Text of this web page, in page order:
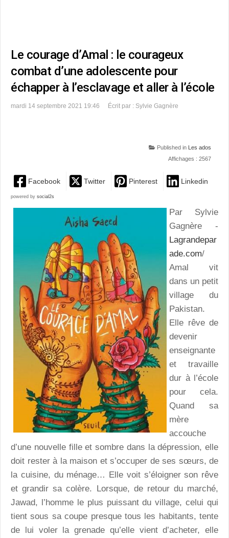
Le courage d’Amal : le courageux
combat d’une adolescente pour
échapper à l’esclavage et aller à l’école
mardi 14 septembre 2021 19:46 Écrit par : Sylvie Gagnère
Published in
Les ados
Affichages : 2567
Facebook Twitter Pinterest Linkedin
powered by social2s
Par Sylvie
Gagnère -
Lagrandepar
ade.com/
Amal vit
dans un petit
village du
Pakistan.
Elle rêve de
devenir
enseignante
et travaille
dur à l’école
pour cela.
Quand sa
mère
accouche
d’une nouvelle fille et sombre dans la dépression, elle
doit rester à la maison et s’occuper de ses sœurs, de
la cuisine, du ménage… Elle voit s’éloigner son rêve
et grandir sa colère. Lorsque, de retour du marché,
Jawad, l’homme le plus puissant du village, celui qui
tient sous sa coupe presque tous les habitants, tente
de lui voler la grenade qu’elle vient d’acheter, elle